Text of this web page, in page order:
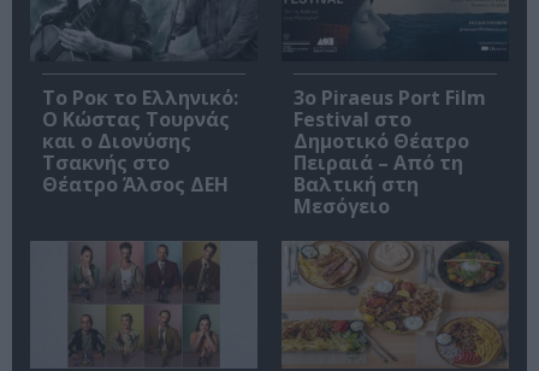
Το Ροκ το Ελληνικό:
Ο Κώστας Τουρνάς
και ο Διονύσης
Τσακνής στο
Θέατρο Άλσος ΔΕΗ
3o Piraeus Port Film
Festival στο
Δημοτικό Θέατρο
Πειραιά – Από τη
Βαλτική στη
Μεσόγειο